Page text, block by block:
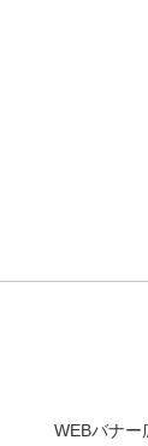
WEBバナー